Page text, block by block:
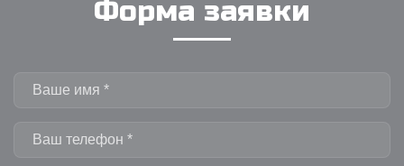
Форма заявки